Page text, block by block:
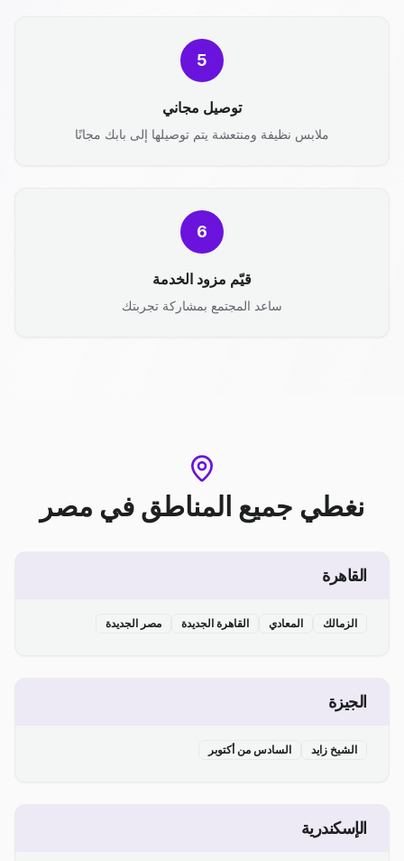
5
توصيل مجاني
ملابس نظيفة ومنتعشة يتم توصيلها إلى بابك مجانًا
6
قيّم مزود الخدمة
ساعد المجتمع بمشاركة تجربتك
نغطي جميع المناطق في مصر
القاهرة
الزمالك المعادي القاهرة الجديدة مصر الجديدة
الجيزة
الشيخ زايد السادس من أكتوبر
الإسكندرية